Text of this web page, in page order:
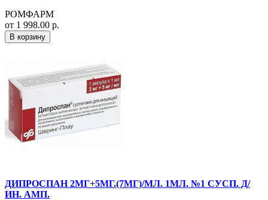
РОМФАРМ
от 1 998.00 р.
В корзину
ДИПРОСПАН 2МГ+5МГ.(7МГ)/МЛ. 1МЛ. №1 СУСП. Д/
ИН. АМП.